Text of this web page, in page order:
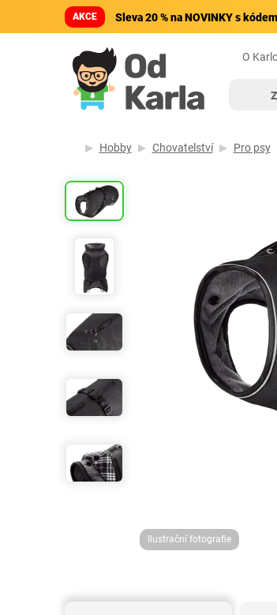
AKCE Sleva 20 % na NOVINKY s
O
Hobby Chovatelství Pro psy
Ilustrační fotografie